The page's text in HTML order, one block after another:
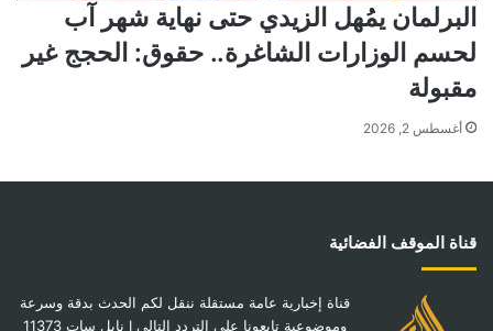
البرلمان يمُهل الزيدي حتى نهاية شهر آب
لحسم الوزارات الشاغرة.. حقوق: الحجج غير
مقبولة
أغسطس 2, 2026
قناة الموقف الفضائية
قناة إخبارية عامة مستقلة ننقل لكم الحدث بدقة وسرعة
وموضوعية تابعونا على التردد التالي I نايل سات 11373